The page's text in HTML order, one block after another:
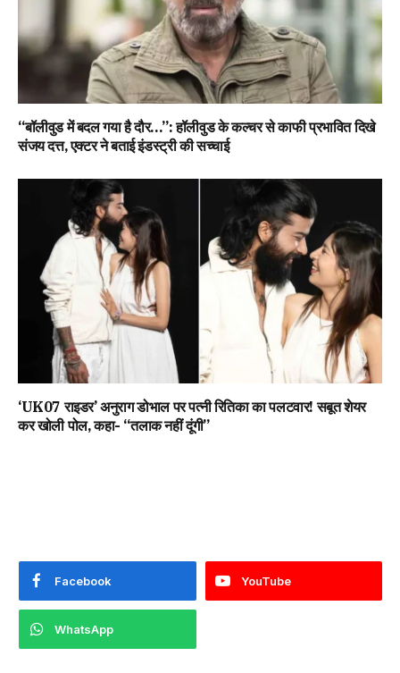
“बॉलीवुड में बदल गया है दौर…”: हॉलीवुड के कल्चर से काफी प्रभावित दिखे
संजय दत्त, एक्टर ने बताई इंडस्ट्री की सच्चाई
‘UK07 राइडर’ अनुराग डोभाल पर पत्नी रितिका का पलटवार! सबूत शेयर
कर खोली पोल, कहा- “तलाक नहीं दूंगी”
Facebook YouTube
WhatsApp